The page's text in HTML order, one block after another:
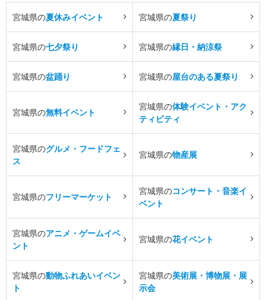
宮城県の夏休みイベント 宮城県の夏祭り
宮城県の七夕祭り 宮城県の縁日・納涼祭
宮城県の盆踊り 宮城県の屋台のある夏祭り
宮城県の無料イベント
宮城県の体験イベント・アク
ティビティ
宮城県のグルメ・フードフェ
ス
宮城県の物産展
宮城県のフリーマーケット
宮城県のコンサート・音楽イ
ベント
宮城県のアニメ・ゲームイベ
ント
宮城県の花イベント
宮城県の動物ふれあいイベン
ト
宮城県の美術展・博物展・展
示会